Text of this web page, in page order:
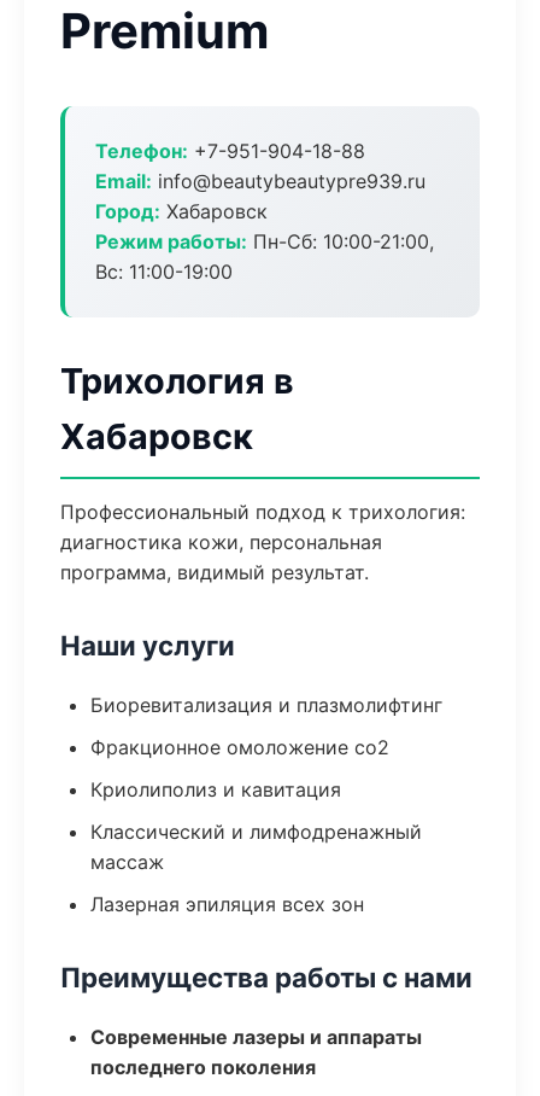
Premium
Телефон: +7-951-904-18-88
Email: info@beautybeautypre939.ru
Город: Хабаровск
Режим работы: Пн-Сб: 10:00-21:00,
Вс: 11:00-19:00
Трихология в
Хабаровск
Профессиональный подход к трихология:
диагностика кожи, персональная
программа, видимый результат.
Наши услуги
Биоревитализация и плазмолифтинг
Фракционное омоложение co2
Криолиполиз и кавитация
Классический и лимфодренажный
массаж
Лазерная эпиляция всех зон
Преимущества работы с нами
Современные лазеры и аппараты
последнего поколения